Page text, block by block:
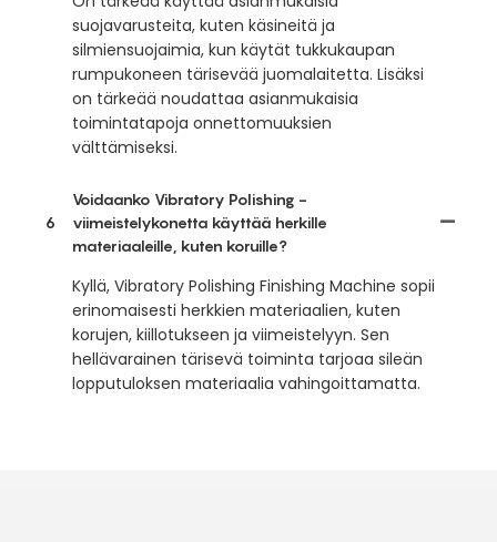
suojavarusteita, kuten käsineitä ja
silmiensuojaimia, kun käytät tukkukaupan
rumpukoneen tärisevää juomalaitetta. Lisäksi
on tärkeää noudattaa asianmukaisia ​​
toimintatapoja onnettomuuksien
välttämiseksi.
6
Voidaanko Vibratory Polishing -
viimeistelykonetta käyttää herkille
materiaaleille, kuten koruille?
Kyllä, Vibratory Polishing Finishing Machine sopii
erinomaisesti herkkien materiaalien, kuten
korujen, kiillotukseen ja viimeistelyyn. Sen
hellävarainen tärisevä toiminta tarjoaa sileän
lopputuloksen materiaalia vahingoittamatta.